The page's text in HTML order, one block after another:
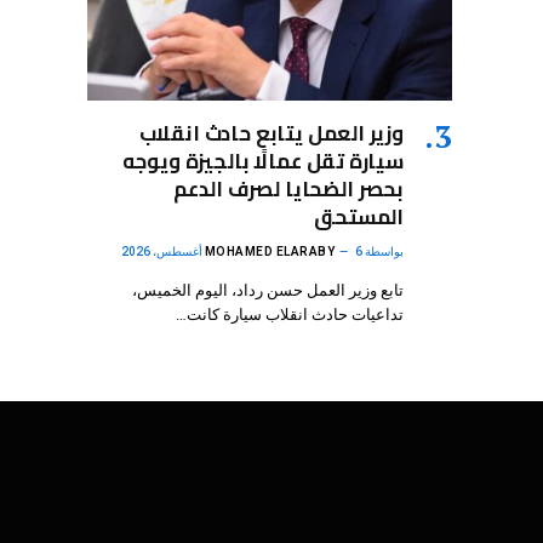
وزير العمل يتابع حادث انقلاب
سيارة تقل عمالًا بالجيزة ويوجه
بحصر الضحايا لصرف الدعم
المستحق
بواسطة MOHAMED ELARABY 6 أغسطس، 2026
تابع وزير العمل حسن رداد، اليوم الخميس،
تداعيات حادث انقلاب سيارة كانت…